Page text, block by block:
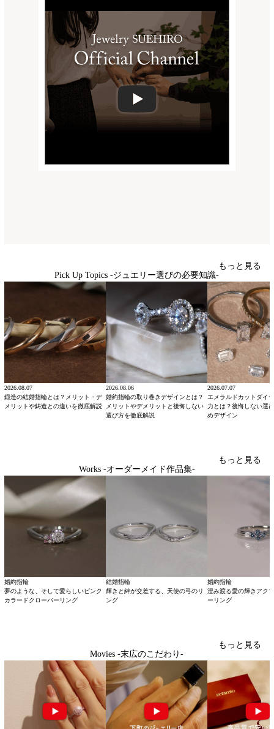
Pick Up Topics -ジュエリー選びの必要知識-
もっと見る
2026.08.07
鍛造の結婚指輪とは？メリット・デ
メリットや鋳造との違いを徹底解説
2026.08.06
婚約指輪の取り巻きデザインとは？
メリットやデメリットと後悔しない
選び方を徹底解説
2026.07.07
エメラルドカットダイ
力とは？後悔しない選
めデザイン
Works -オーダーメイド作品集-
もっと見る
婚約指輪
夢のような、そして愛らしいピンク
カラードクローバーリング
結婚指輪
輝きと絆が交差する、天使の弓のリ
ング
婚約指輪
澄み渡る愛の輝きアク
ーリング
Movies -末広のこだわり-
もっと見る